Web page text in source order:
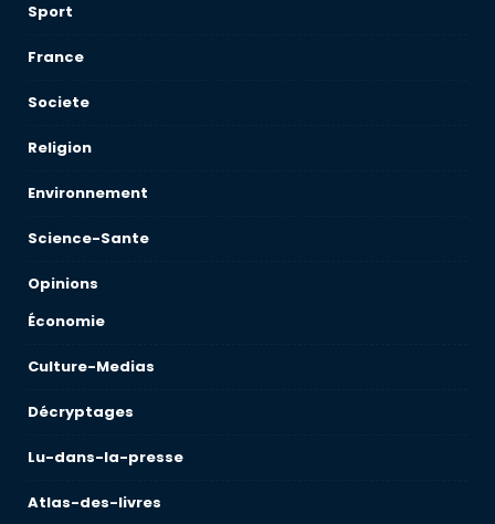
Sport
France
Societe
Religion
Environnement
Science-Sante
Opinions
Économie
Culture-Medias
Décryptages
Lu-dans-la-presse
Atlas-des-livres